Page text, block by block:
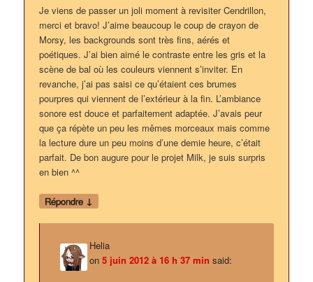
Je viens de passer un joli moment à revisiter Cendrillon,
merci et bravo! J’aime beaucoup le coup de crayon de
Morsy, les backgrounds sont très fins, aérés et
poétiques. J’ai bien aimé le contraste entre les gris et la
scène de bal où les couleurs viennent s’inviter. En
revanche, j’ai pas saisi ce qu’étaient ces brumes
pourpres qui viennent de l’extérieur à la fin. L’ambiance
sonore est douce et parfaitement adaptée. J’avais peur
que ça répète un peu les mêmes morceaux mais comme
la lecture dure un peu moins d’une demie heure, c’était
parfait. De bon augure pour le projet Milk, je suis surpris
en bien ^^
Répondre ↓
Helia
on5 juin 2012 à 16 h 37 min said: